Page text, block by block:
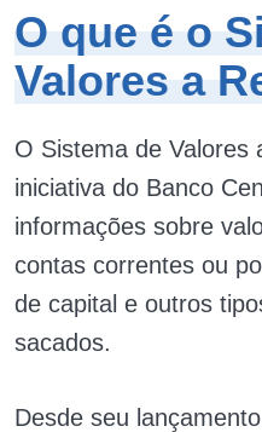
O que é o
Valores a
O Sistema de Valores
iniciativa do Banco
informações sobre
contas correntes ou
de capital e outros
sacados.
Desde seu